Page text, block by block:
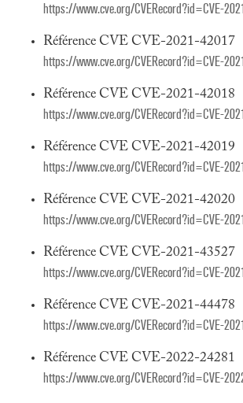
https://www.cve.org/CVERecord?id=CVE-
Référence CVE CVE-2021-42017
https://www.cve.org/CVERecord?id=CVE-
Référence CVE CVE-2021-42018
https://www.cve.org/CVERecord?id=CVE-
Référence CVE CVE-2021-42019
https://www.cve.org/CVERecord?id=CVE-
Référence CVE CVE-2021-42020
https://www.cve.org/CVERecord?id=CVE-
Référence CVE CVE-2021-43527
https://www.cve.org/CVERecord?id=CVE-
Référence CVE CVE-2021-44478
https://www.cve.org/CVERecord?id=CVE-
Référence CVE CVE-2022-24281
https://www.cve.org/CVERecord?id=CVE-